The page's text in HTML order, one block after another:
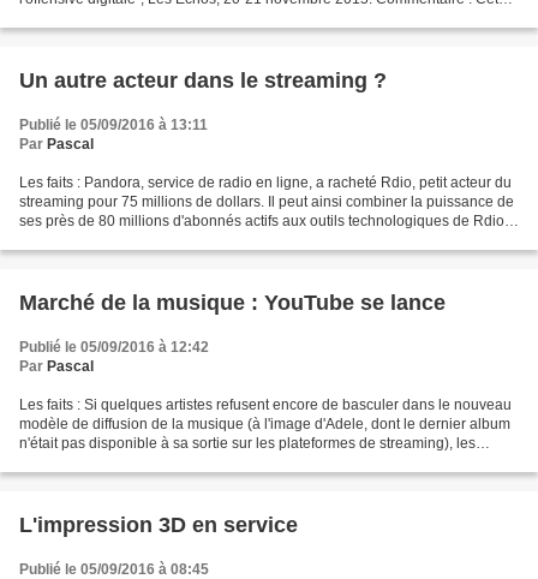
Un autre acteur dans le streaming ?
Publié le 05/09/2016 à 13:11
Par Pascal
Les faits : Pandora, service de radio en ligne, a racheté Rdio, petit acteur du
streaming pour 75 millions de dollars. Il peut ainsi combiner la puissance de
ses près de 80 millions d'abonnés actifs aux outils technologiques de Rdio
Marché de la musique : YouTube se lance
Publié le 05/09/2016 à 12:42
Par Pascal
Les faits : Si quelques artistes refusent encore de basculer dans le nouveau
modèle de diffusion de la musique (à l'image d'Adele, dont le dernier album
n'était pas disponible à sa sortie sur les plateformes de streaming), les
L'impression 3D en service
Publié le 05/09/2016 à 08:45